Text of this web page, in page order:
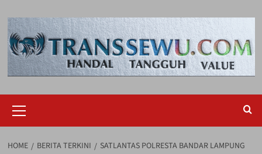
to
content
Menu
HOME BERITA TERKINI
SATLANTAS POLRESTA BANDAR LAMPUNG